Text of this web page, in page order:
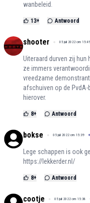
wanbeleid.
13+ Antwoord
shooter 05 juli 2022 om 15:49
Uiteraard durven zij hun
ze immers
vreedzame
afschuiven op de
hierover.
8+ Antwoord
bokse 05 juli 2022 om 15:39 +
Lege schappen is ook
https://lekkerder.nl/
8+ Antwoord
cootje 05 juli 2022 om 15:38